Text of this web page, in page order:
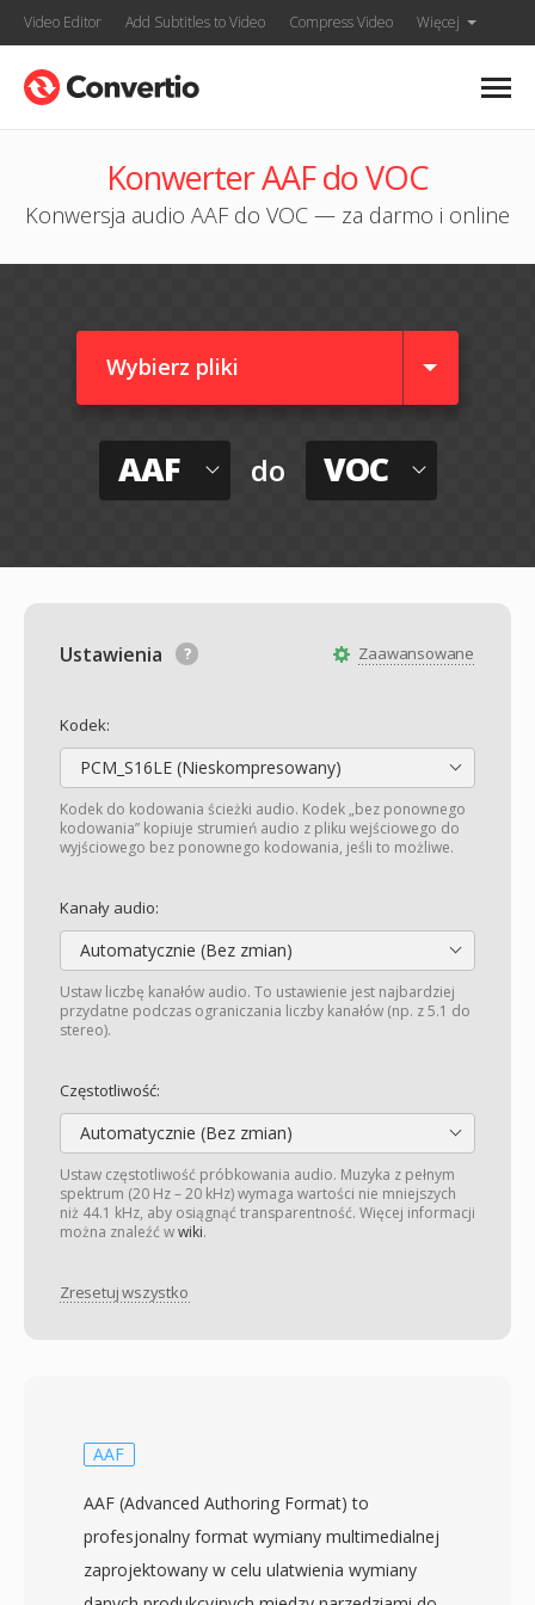
Video Editor Add Subtitles to Video Compress Video Więcej
Konwerter AAF do VOC
Konwersja audio AAF do VOC — za darmo i online
Wybierz pliki
AAF do VOC
Zaawansowane
Ustawienia
Kodek:
PCM_S16LE (Nieskompresowany)
Kodek do kodowania ścieżki audio. Kodek „bez ponownego
kodowania” kopiuje strumień audio z pliku wejściowego do
wyjściowego bez ponownego kodowania, jeśli to możliwe.
Kanały audio:
Automatycznie (Bez zmian)
Ustaw liczbę kanałów audio. To ustawienie jest najbardziej
przydatne podczas ograniczania liczby kanałów (np. z 5.1 do
stereo).
Częstotliwość:
Automatycznie (Bez zmian)
Ustaw częstotliwość próbkowania audio. Muzyka z pełnym
spektrum (20 Hz – 20 kHz) wymaga wartości nie mniejszych
niż 44.1 kHz, aby osiągnąć transparentność. Więcej informacji
można znaleźć wwiki.
Zresetuj wszystko
AAF
AAF (Advanced Authoring Format) to
profesjonalny format wymiany multimedialnej
zaprojektowany w celu ulatwienia wymiany